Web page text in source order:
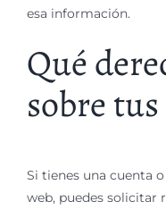
esa información.
Qué
sobre
Si tienes una cuenta
web, puedes solicitar